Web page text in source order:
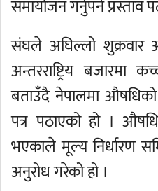
समायोजन गर्नुपर्ने प्रस्ताव
संघले अघिल्लो शुक्रवार
अन्तरराष्ट्रिय बजारमा
बताउँदै नेपालमा औषधिको
पत्र पठाएको हो ।
भएकाले मूल्य निर्धारण
अनुरोध गरेको हो ।